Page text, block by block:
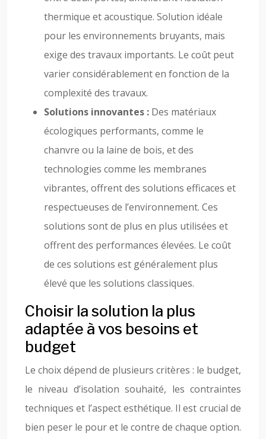
thermique et acoustique. Solution idéale
pour les environnements bruyants, mais
exige des travaux importants. Le coût peut
varier considérablement en fonction de la
complexité des travaux.
Solutions innovantes : Des matériaux
écologiques performants, comme le
chanvre ou la laine de bois, et des
technologies comme les membranes
vibrantes, offrent des solutions efficaces et
respectueuses de l’environnement. Ces
solutions sont de plus en plus utilisées et
offrent des performances élevées. Le coût
de ces solutions est généralement plus
élevé que les solutions classiques.
Choisir la solution la plus
adaptée à vos besoins et
budget
Le choix dépend de plusieurs critères : le budget,
le niveau d’isolation souhaité, les contraintes
techniques et l’aspect esthétique. Il est crucial de
bien peser le pour et le contre de chaque option.